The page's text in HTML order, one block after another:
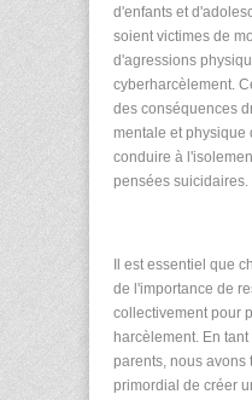
d'enfants et
soient victimes de
d'agressions
cyberharcèlement.
des conséquences
mentale et physique
conduire à
pensées suicidaires.
Il est essentiel que
de l'importance de
collectivement pour
harcèlement. En
parents, nous avons
primordial de créer